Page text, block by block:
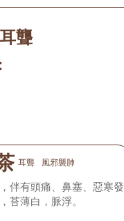
耳聾
耳聾 風邪襲肺
伴有頭痛、鼻塞、惡寒發
苔薄白，脈浮。